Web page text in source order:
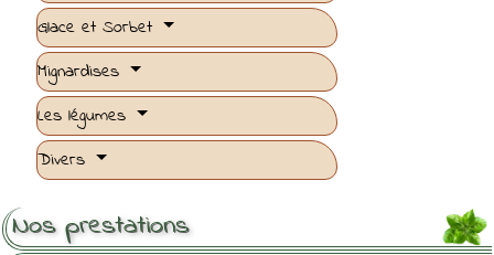
Glace et Sorbet
Mignardises
Les légumes
Divers
Nos prestations